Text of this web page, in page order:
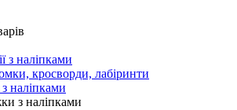
з наліпками
кросворди, лабіринти
наліпками
з наліпками